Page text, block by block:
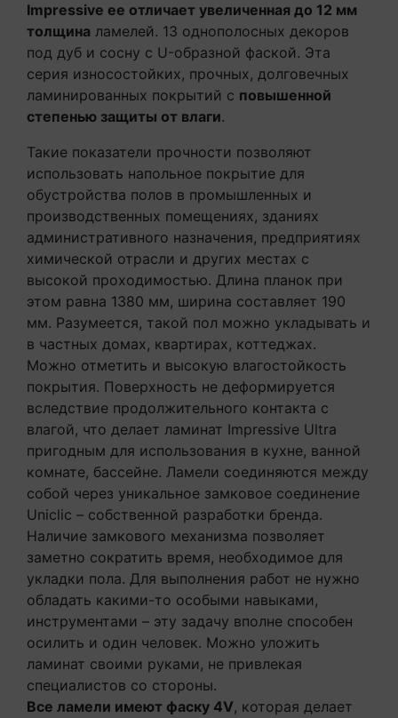
Impressive ее отличает увеличенная до 12 мм
толщина ламелей. 13 однополосных декоров
под дуб и сосну с U-образной фаской. Эта
серия износостойких, прочных, долговечных
ламинированных покрытий с повышенной
степенью защиты от влаги.
Такие показатели прочности позволяют
использовать напольное покрытие для
обустройства полов в промышленных и
производственных помещениях, зданиях
административного назначения, предприятиях
химической отрасли и других местах с
высокой проходимостью. Длина планок при
этом равна 1380 мм, ширина составляет 190
мм. Разумеется, такой пол можно укладывать и
в частных домах, квартирах, коттеджах.
Можно отметить и высокую влагостойкость
покрытия. Поверхность не деформируется
вследствие продолжительного контакта с
влагой, что делает ламинат Impressive Ultra
пригодным для использования в кухне, ванной
комнате, бассейне. Ламели соединяются между
собой через уникальное замковое соединение
Uniclic – собственной разработки бренда.
Наличие замкового механизма позволяет
заметно сократить время, необходимое для
укладки пола. Для выполнения работ не нужно
обладать какими-то особыми навыками,
инструментами – эту задачу вполне способен
осилить и один человек. Можно уложить
ламинат своими руками, не привлекая
специалистов со стороны.
Все ламели имеют фаску 4V, которая делает